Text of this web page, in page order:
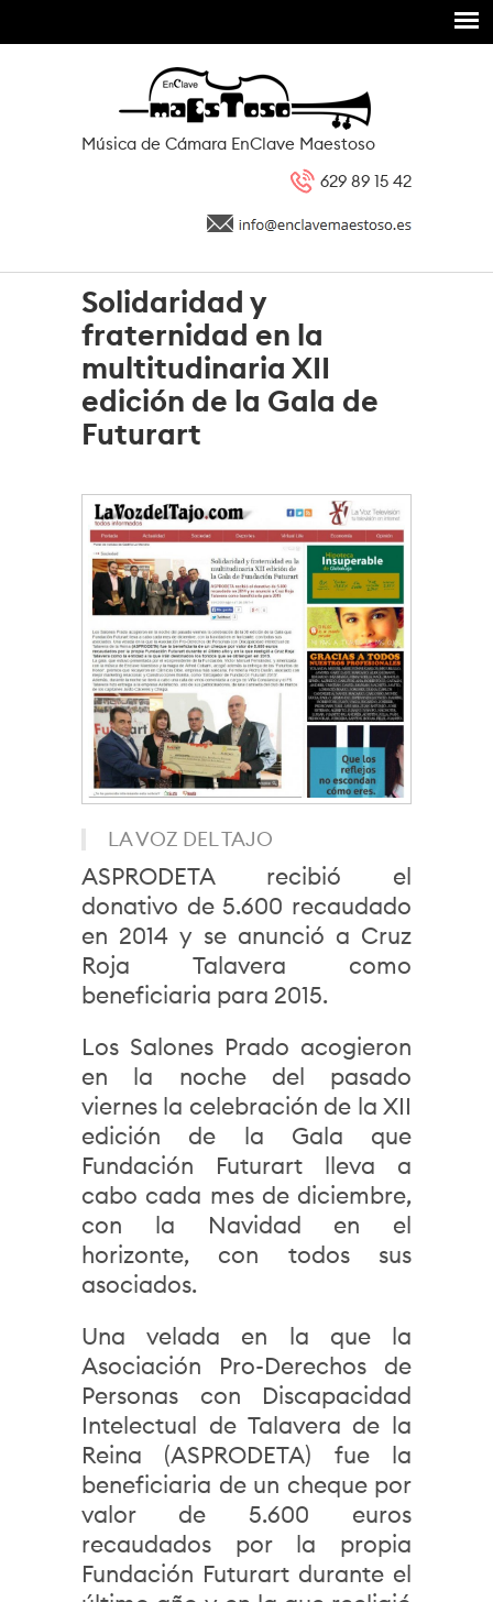
Música de Cámara EnClave Maestoso
629 89 15 42
Solidaridad y
fraternidad en la
multitudinaria XII
edición de la Gala de
Futurart
LA VOZ DEL TAJO
ASPRODETA recibió el
donativo de 5.600 recaudado
en 2014 y se anunció a Cruz
Roja Talavera como
beneficiaria para 2015.
Los Salones Prado acogieron
en la noche del pasado
viernes la celebración de la XII
edición de la Gala que
Fundación Futurart lleva a
cabo cada mes de diciembre,
con la Navidad en el
horizonte, con todos sus
asociados.
Una velada en la que la
Asociación Pro-Derechos de
Personas con Discapacidad
Intelectual de Talavera de la
Reina (ASPRODETA) fue la
beneficiaria de un cheque por
valor de 5.600 euros
recaudados por la propia
Fundación Futurart durante el